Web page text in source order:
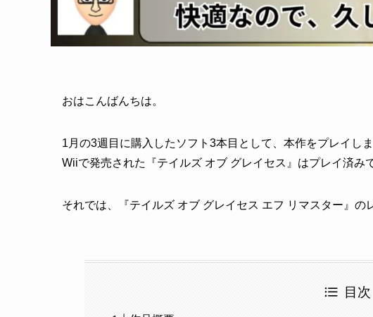
おはこんばんちは。
1月の3週目に購入したソフト3本目として、本作をプレイしま
Wiiで発売された『テイルズ オブ グレイセス』はプレイ済み
それでは、『テイルズ オブ グレイセス エフ リマスター』の
目次